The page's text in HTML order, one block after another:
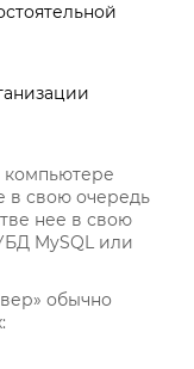
компьютере
в свою очередь
нее в свою
MySQL или
обычно